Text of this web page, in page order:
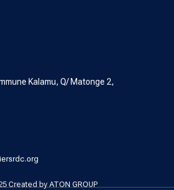
Kalamu, Q/ Matonge 2,
Created by ATON GROUP